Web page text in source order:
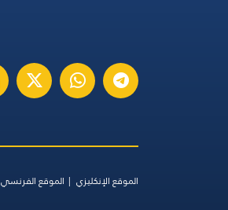
الموقع الإنكليزي الموقع الفرنسي